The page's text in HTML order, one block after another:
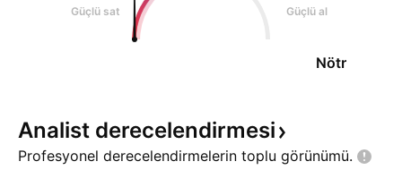
Güçlü sat Güçlü al
Nötr
Analist derecelendirmesi
Profesyonel derecelendirmelerin toplu görünümü.